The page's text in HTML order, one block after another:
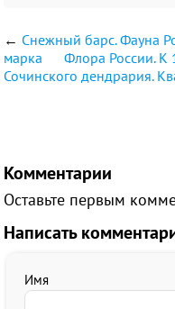
← Снежный барс. Фауна
марка
Флора России. К
Сочинского дендрария.
Комментарии
Оставьте первым
Написать
Имя